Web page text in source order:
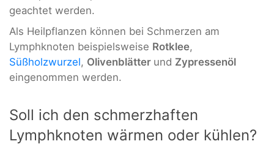
geachtet werden.
Als Heilpflanzen können bei Schmerzen am
Lymphknoten beispielsweise Rotklee,
Süßholzwurzel, Olivenblätter und Zypressenöl
eingenommen werden.
Soll ich den schmerzhaften
Lymphknoten wärmen oder kühlen?